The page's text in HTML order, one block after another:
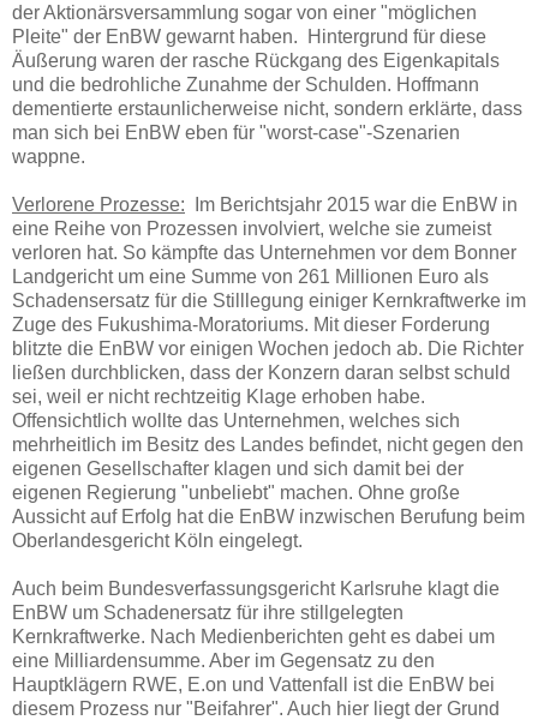
der Aktionärsversammlung sogar von einer "möglichen
Pleite" der EnBW gewarnt haben. Hintergrund für diese
Äußerung waren der rasche Rückgang des Eigenkapitals
und die bedrohliche Zunahme der Schulden. Hoffmann
dementierte erstaunlicherweise nicht, sondern erklärte, dass
man sich bei EnBW eben für "worst-case"-Szenarien
wappne.
Verlorene Prozesse: Im Berichtsjahr 2015 war die EnBW in
eine Reihe von Prozessen involviert, welche sie zumeist
verloren hat. So kämpfte das Unternehmen vor dem Bonner
Landgericht um eine Summe von 261 Millionen Euro als
Schadensersatz für die Stilllegung einiger Kernkraftwerke im
Zuge des Fukushima-Moratoriums. Mit dieser Forderung
blitzte die EnBW vor einigen Wochen jedoch ab. Die Richter
ließen durchblicken, dass der Konzern daran selbst schuld
sei, weil er nicht rechtzeitig Klage erhoben habe.
Offensichtlich wollte das Unternehmen, welches sich
mehrheitlich im Besitz des Landes befindet, nicht gegen den
eigenen Gesellschafter klagen und sich damit bei der
eigenen Regierung "unbeliebt" machen. Ohne große
Aussicht auf Erfolg hat die EnBW inzwischen Berufung beim
Oberlandesgericht Köln eingelegt.
Auch beim Bundesverfassungsgericht Karlsruhe klagt die
EnBW um Schadenersatz für ihre stillgelegten
Kernkraftwerke. Nach Medienberichten geht es dabei um
eine Milliardensumme. Aber im Gegensatz zu den
Hauptklägern RWE, E.on und Vattenfall ist die EnBW bei
diesem Prozess nur "Beifahrer". Auch hier liegt der Grund